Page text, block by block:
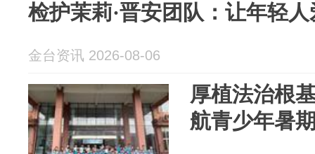
检护茉莉·晋安团队：让年轻
金台资讯 2026-08-06
厚植法治根
航青少年暑